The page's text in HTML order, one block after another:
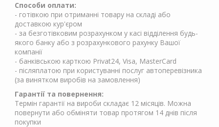
Способи оплати:
- готівкою при отриманні товару на складі або
доставкою кур'єром
- за безготівковим розрахунком у касі відділення будь-
якого банку або з розрахункового рахунку Вашої
компанії
- банківською карткою Privat24, Visa, MasterCard
- післяплатою при користуванні послуг автоперевізника
(за винятком виробів на замовлення)
Гарантії та повернення:
Термін гарантії на вироби складає 12 місяців. Можна
повернути або обміняти товар протягом 14 днів після
покупки